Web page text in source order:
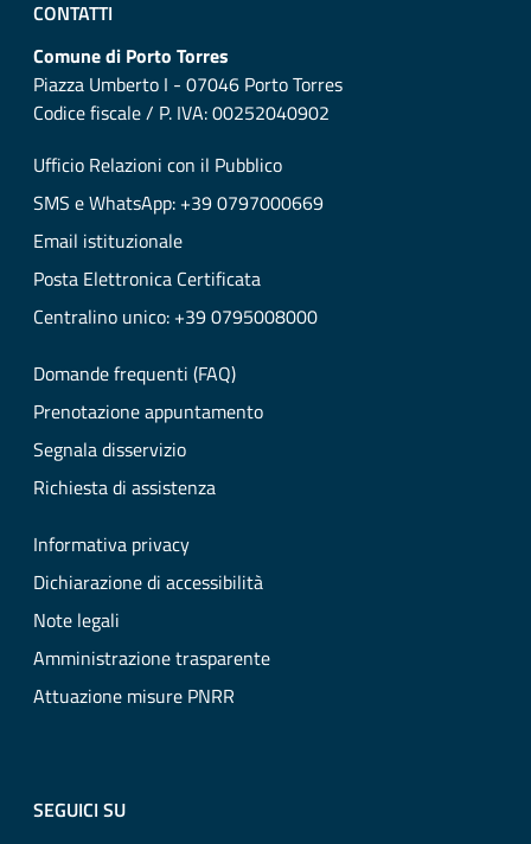
CONTATTI
Comune di Porto Torres
Piazza Umberto I - 07046 Porto Torres
Codice fiscale / P. IVA: 00252040902
Ufficio Relazioni con il Pubblico
SMS e WhatsApp: +39 0797000669
Email istituzionale
Posta Elettronica Certificata
Centralino unico: +39 0795008000
Domande frequenti (FAQ)
Prenotazione appuntamento
Segnala disservizio
Richiesta di assistenza
Informativa privacy
Dichiarazione di accessibilità
Note legali
Amministrazione trasparente
Attuazione misure PNRR
SEGUICI SU